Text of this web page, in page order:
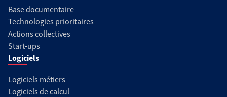
Base documentaire
Technologies prioritaires
Actions collectives
Start-ups
Logiciels
Logiciels métiers
Logiciels de calcul